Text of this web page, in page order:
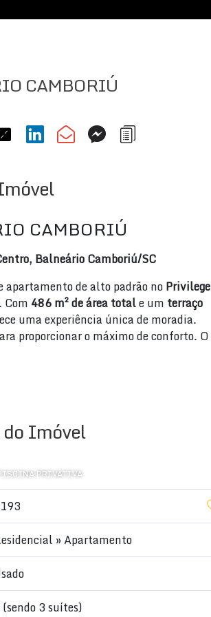
CAMBORIÚ
CAMBORIÚ
Balneário Camboriú/SC
apartamento de alto padrão noPrivilege
Com 486 m² de área totale um terraço
uma experiência única de moradia.
proporcionar o máximo de conforto. O
circuito de TV)
Imóvel
PRIVATIVA
»Apartamento
3 suítes)